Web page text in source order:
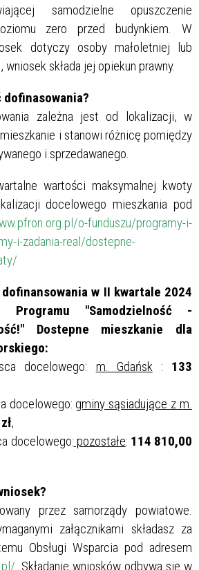
samodzielne opuszczenie
zero przed budynkiem. W
dotyczy osoby małoletniej lub
wniosek składa jej opiekun prawny.
zależna jest od lokalizacji, w
i stanowi różnicę pomiędzy
i sprzedawanego.
wartości maksymalnej kwoty
docelowego mieszkania pod
o-funduszu/programy-i-
i-zadania-real/dostepne-
w II kwartale 2024
"Samodzielność -
Dostepne mieszkanie dla
docelowego: m. Gdańsk: 133
docelowego: gminy sąsiadujące z m.
,
docelowego: pozostałe: 114 810,00
przez samorządy powiatowe.
załącznikami składasz za
Obsługi Wsparcia pod adresem
. Składanie wniosków odbywa się w